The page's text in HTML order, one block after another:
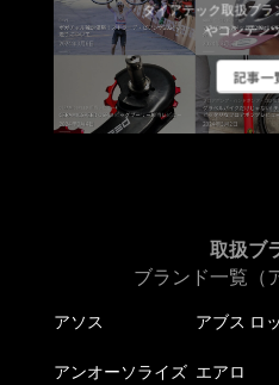
ダイアテック取扱ブラ
やコンテン
記事一
取扱ブ
ブランド一覧（
アソス アブス ロ
アンオーソライズ エアロ